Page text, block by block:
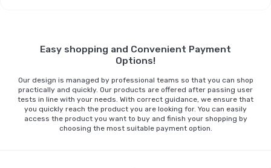
Easy shopping and Convenient Payment
Options!
Our design is managed by professional teams so that you can shop
practically and quickly. Our products are offered after passing user
tests in line with your needs. With correct guidance, we ensure that
you quickly reach the product you are looking for. You can easily
access the product you want to buy and finish your shopping by
choosing the most suitable payment option.